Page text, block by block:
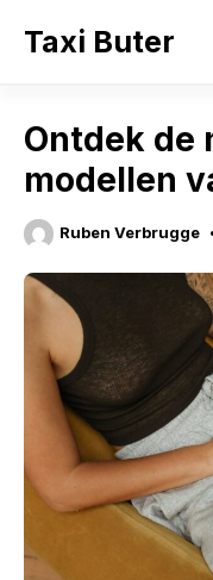
Taxi Buter
Ontdek de
modellen
Ruben Verbrugge